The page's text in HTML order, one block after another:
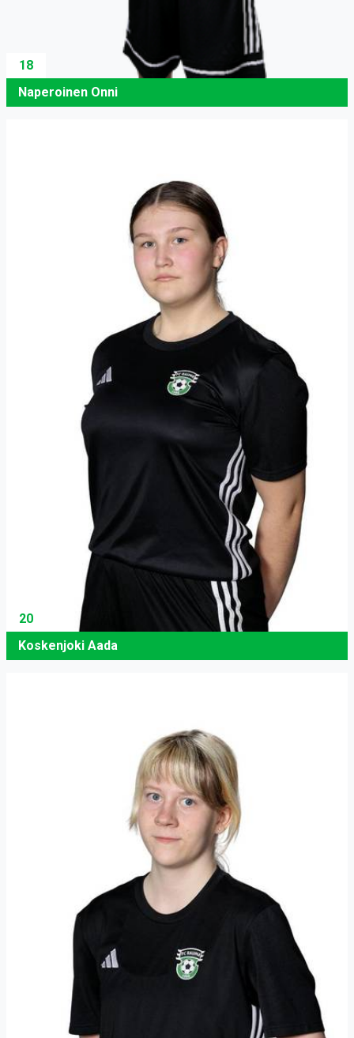
18
Naperoinen Onni
20
Koskenjoki Aada